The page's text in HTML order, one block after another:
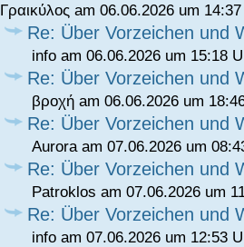
Γραικύλος am 06.06.2026 um
Re: Über Vorzeichen und
info am 06.06.2026 um 15:18
Re: Über Vorzeichen und
βροχή am 06.06.2026 um
Re: Über Vorzeichen und
Aurora am 07.06.2026 um
Re: Über Vorzeichen und
Patroklos am 07.06.2026 um
Re: Über Vorzeichen und
info am 07.06.2026 um 12:53